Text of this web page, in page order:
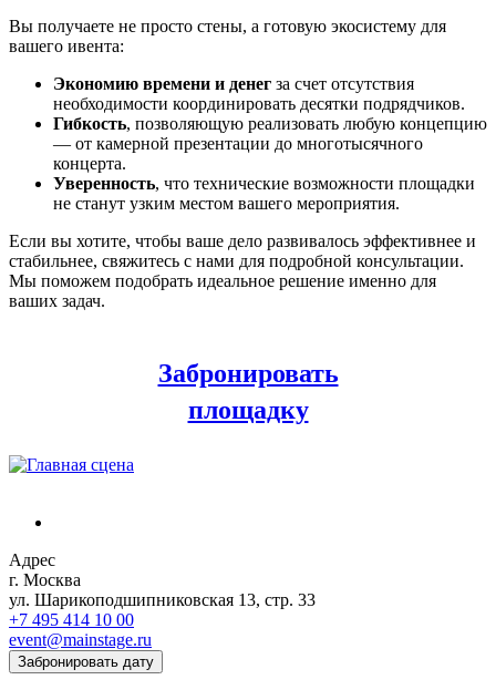
Вы получаете не просто стены, а готовую экосистему для
вашего ивента:
Экономию времени и денег за счет отсутствия
необходимости координировать десятки подрядчиков.
Гибкость, позволяющую реализовать любую концепцию
— от камерной презентации до многотысячного
концерта.
Уверенность, что технические возможности площадки
не станут узким местом вашего мероприятия.
Если вы хотите, чтобы ваше дело развивалось эффективнее и
стабильнее, свяжитесь с нами для подробной консультации.
Мы поможем подобрать идеальное решение именно для
ваших задач.
Забронировать
площадку
Адрес
г. Москва
ул. Шарикоподшипниковская 13, стр. 33
+7 495 414 10 00
event@mainstage.ru
Забронировать дату